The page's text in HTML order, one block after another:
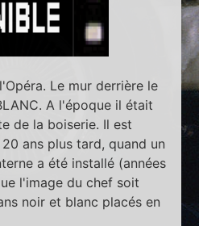
Le mur derrière le
A l'époque il était
de la boiserie. Il est
ans plus tard, quand un
a été installé (années
l'image du chef soit
noir et blanc placés en